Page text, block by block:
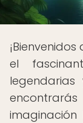
¡Bienvenidos
el